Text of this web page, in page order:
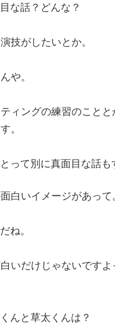
な話？どんな？
技がしたいとか。
や。
ィングの練習のこと
。
って別に真面目な話も
白いイメージがあって
ね。
いだけじゃないです
んと草太くんは？